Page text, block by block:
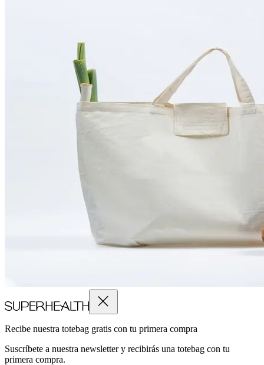
Recibe nuestra totebag gratis con tu primera compra
Suscríbete a nuestra newsletter y recibirás una totebag con tu
primera compra.